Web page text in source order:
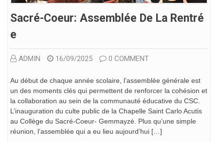
Sacré-Coeur: Assemblée De La Rentré
E
ADMIN 16/09/2025 0 COMMENT
Au début de chaque année scolaire, l’assemblée générale est
un des moments clés qui permettent de renforcer la cohésion et
la collaboration au sein de la communauté éducative du CSC.
L’inauguration du culte public de la Chapelle Saint Carlo Acutis
au Collège du Sacré-Coeur- Gemmayzé. Plus qu’une simple
réunion, l’assemblée qui a eu lieu aujourd’hui […]